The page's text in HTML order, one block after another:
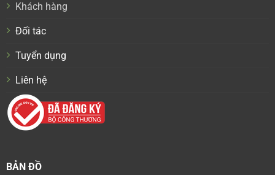
Khách hàng
Đối tác
Tuyển dụng
Liên hệ
BẢN ĐỒ